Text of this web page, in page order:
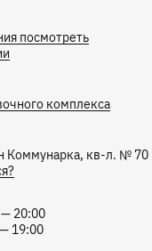
посмотреть
комплекса
Коммунарка, кв-л. № 70
20:00
19:00